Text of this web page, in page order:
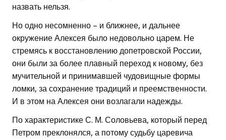
назвать нельзя.
Но одно несомненно – и ближнее, и дальнее
окружение Алексея было недовольно царем. Не
стремясь к восстановлению допетровской России,
они были за более плавный переход к новому, без
мучительной и принимавшей чудовищные формы
ломки, за сохранение традиций и преемственности.
И в этом на Алексея они возлагали надежды.
По характеристике С. М. Соловьева, который перед
Петром преклонялся, а потому судьбу царевича